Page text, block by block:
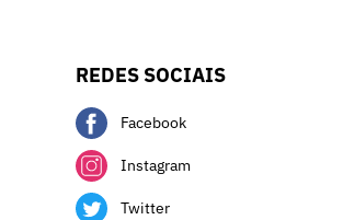
REDES SOCIAIS
Facebook
Instagram
Twitter